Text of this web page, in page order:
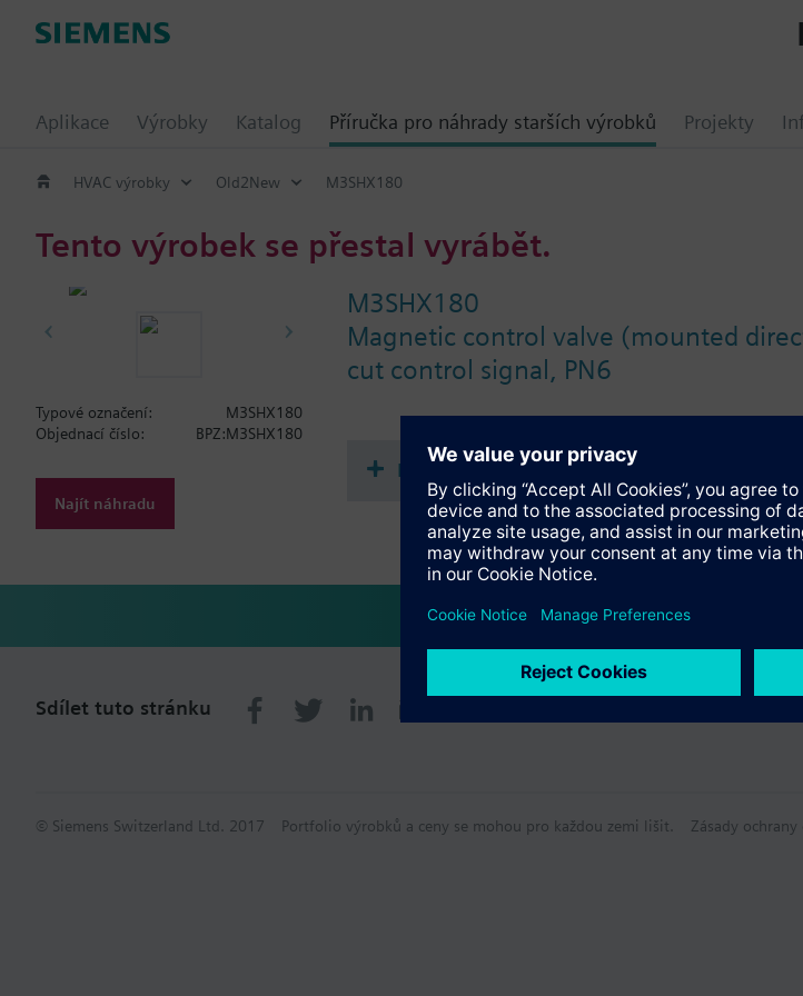
Aplikace Výrobky Katalog Příručka pro náhrady starších výrobků Projekty
HVAC výrobky Old2New M3SHX180
Tento výrobek se přestal vyrábět.
M3SHX180
Magnetic control valve (mounted
cut control signal, PN6
Typové označení:
M3SHX180
Objednací číslo:
BPZ:M3SHX180
Najít náhradu
Dokumentace
Sdílet tuto stránku
© Siemens Switzerland Ltd. 2017 Portfolio výrobků a ceny se mohou pro každou zemi lišit. Zásady